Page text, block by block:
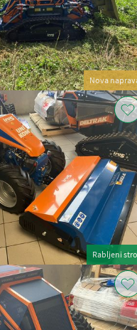
Nova
Rabljeni